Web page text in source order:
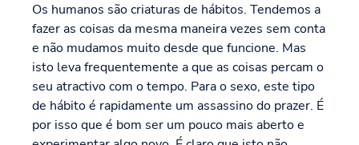
Os humanos são criaturas de hábitos. Tendemos a
fazer as coisas da mesma maneira vezes sem conta
e não mudamos muito desde que funcione. Mas
isto leva frequentemente a que as coisas percam o
seu atractivo com o tempo. Para o sexo, este tipo
de hábito é rapidamente um assassino do prazer. É
por isso que é bom ser um pouco mais aberto e